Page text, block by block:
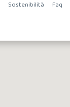
Sostenibilità Faq